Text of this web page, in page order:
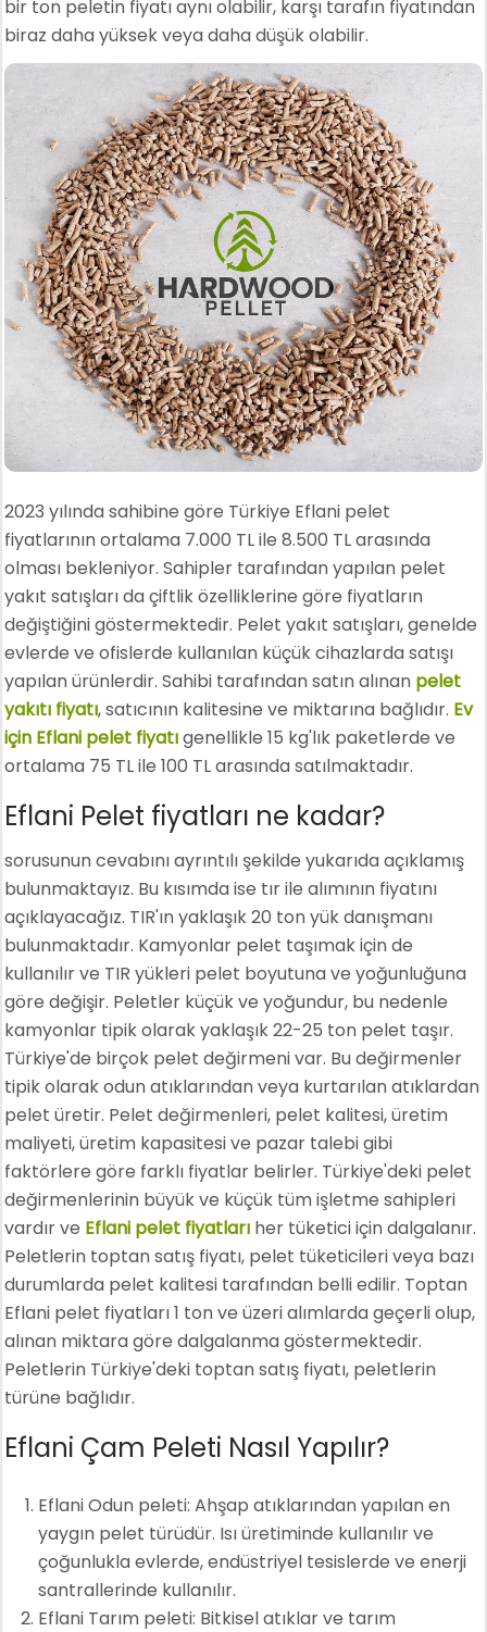
bir ton peletin fiyatı aynı olabilir, karşı tarafın fiyatından
biraz daha yüksek veya daha düşük olabilir.
2023 yılında sahibine göre Türkiye Eflani pelet
fiyatlarının ortalama 7.000 TL ile 8.500 TL arasında
olması bekleniyor. Sahipler tarafından yapılan pelet
yakıt satışları da çiftlik özelliklerine göre fiyatların
değiştiğini göstermektedir. Pelet yakıt satışları, genelde
evlerde ve ofislerde kullanılan küçük cihazlarda satışı
yapılan ürünlerdir. Sahibi tarafından satın alınan pelet
yakıtı fiyatı, satıcının kalitesine ve miktarına bağlıdır. Ev
için Eflani pelet fiyatıgenellikle 15 kg'lık paketlerde ve
ortalama 75 TL ile 100 TL arasında satılmaktadır.
Eflani Pelet fiyatları ne kadar?
sorusunun cevabını ayrıntılı şekilde yukarıda açıklamış
bulunmaktayız. Bu kısımda ise tır ile alımının fiyatını
açıklayacağız. TIR'ın yaklaşık 20 ton yük danışmanı
bulunmaktadır. Kamyonlar pelet taşımak için de
kullanılır ve TIR yükleri pelet boyutuna ve yoğunluğuna
göre değişir. Peletler küçük ve yoğundur, bu nedenle
kamyonlar tipik olarak yaklaşık 22-25 ton pelet taşır.
Türkiye'de birçok pelet değirmeni var. Bu değirmenler
tipik olarak odun atıklarından veya kurtarılan atıklardan
pelet üretir. Pelet değirmenleri, pelet kalitesi, üretim
maliyeti, üretim kapasitesi ve pazar talebi gibi
faktörlere göre farklı fiyatlar belirler. Türkiye'deki pelet
değirmenlerinin büyük ve küçük tüm işletme sahipleri
vardır ve Eflani pelet fiyatları her tüketici için dalgalanır.
Peletlerin toptan satış fiyatı, pelet tüketicileri veya bazı
durumlarda pelet kalitesi tarafından belli edilir. Toptan
Eflani pelet fiyatları 1 ton ve üzeri alımlarda geçerli olup,
alınan miktara göre dalgalanma göstermektedir.
Peletlerin Türkiye'deki toptan satış fiyatı, peletlerin
türüne bağlıdır.
Eflani Çam Peleti Nasıl Yapılır?
Eflani Odun peleti: Ahşap atıklarından yapılan en
yaygın pelet türüdür. Isı üretiminde kullanılır ve
çoğunlukla evlerde, endüstriyel tesislerde ve enerji
santrallerinde kullanılır.
Eflani Tarım peleti: Bitkisel atıklar ve tarım